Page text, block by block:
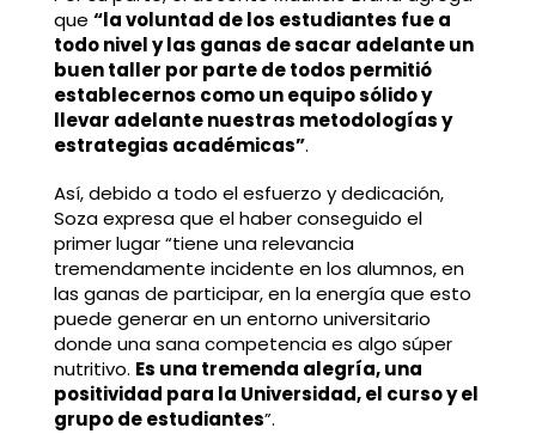
que “la voluntad de los estudiantes fue a
todo nivel y las ganas de sacar adelante un
buen taller por parte de todos permitió
establecernos como un equipo sólido y
llevar adelante nuestras metodologías y
estrategias académicas”.
Así, debido a todo el esfuerzo y dedicación,
Soza expresa que el haber conseguido el
primer lugar “tiene una relevancia
tremendamente incidente en los alumnos, en
las ganas de participar, en la energía que esto
puede generar en un entorno universitario
donde una sana competencia es algo súper
nutritivo. Es una tremenda alegría, una
positividad para la Universidad, el curso y el
grupo de estudiantes”.